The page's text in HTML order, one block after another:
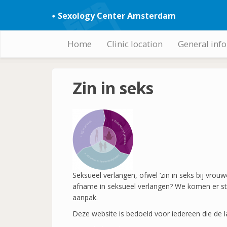
Sexology Center Amsterdam
Hoofdnavigatie
Home Clinic location General
Zin in seks
Seksueel verlangen, ofwel ‘zin in seks bij
afname in seksueel verlangen? We komen er
aanpak.
Deze website is bedoeld voor iedereen die